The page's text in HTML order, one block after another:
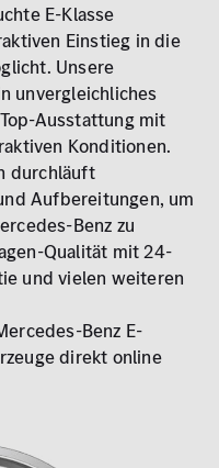
250.000
E-Klasse
Einstieg in die
Unsere
unvergleichliches
Ausstattung mit
Konditionen.
durchläuft
Aufbereitungen, um
Benz zu
Qualität mit 24-
und vielen weiteren
Benz E-
direkt online